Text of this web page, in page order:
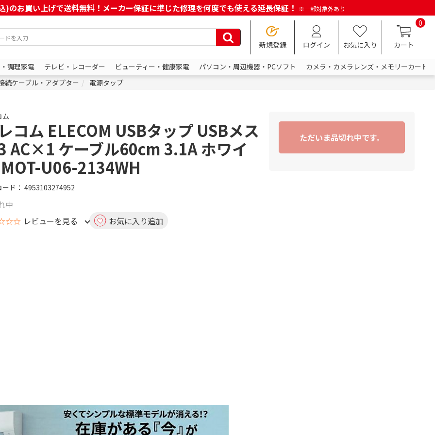
のお買い上げで送料無料！メーカー保証に準じた修理を何度でも使える延長保証！ ※一部対象外あり
新規登録 ログイン お気に入り
0
カート
調理家電 テレビ・レコーダー ビューティー・健康家電 パソコン・周辺機器・PCソフト
カメラ・カメラレンズ・メモリーカード
続ケーブル・アダプター
電源タップ
ム
コム ELECOM USBタップ USBメス
AC×1 ケーブル60cm 3.1A ホワイ
U06-2134WH
ド： 4953103274952
中
レビューを見る お気に入り追加
ただいま品切れ中です。